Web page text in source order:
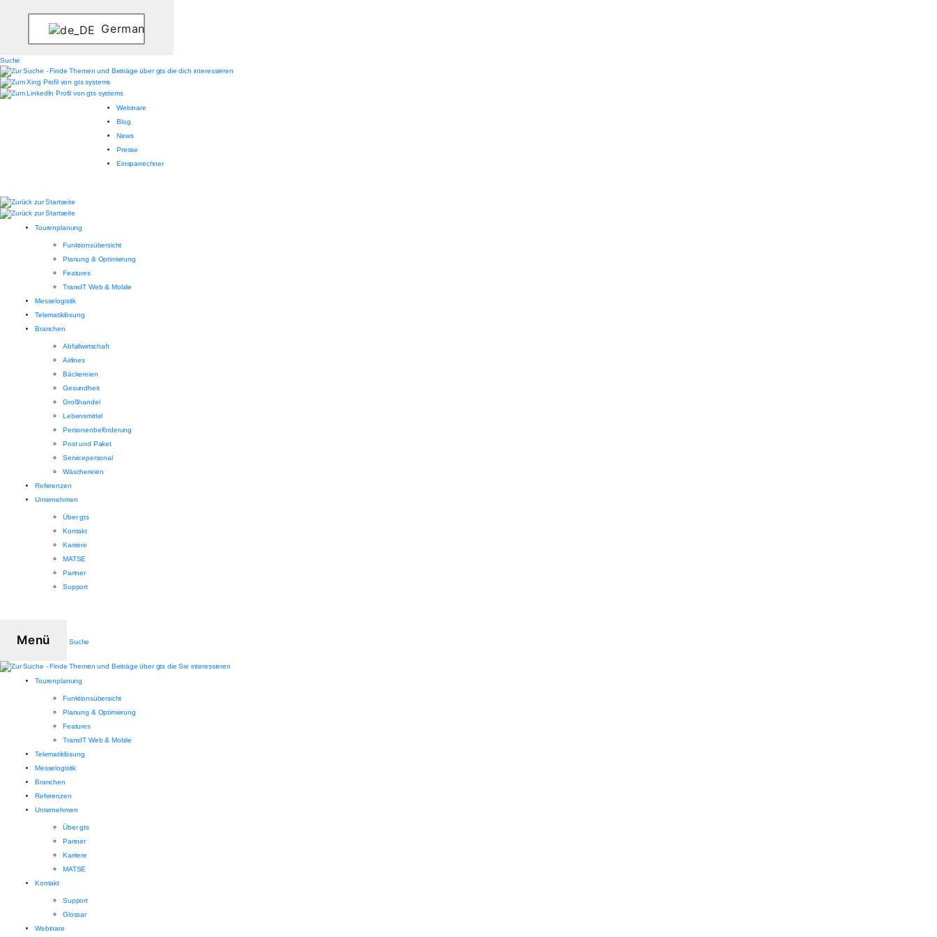
German
Suche
Webinare
Blog
News
Presse
Einsparrechner
Tourenplanung
Funktionsübersicht
Planung & Optimierung
Features
TransIT Web & Mobile
Messelogistik
Telematiklösung
Branchen
Abfallwirtschaft
Airlines
Bäckereien
Gesundheit
Großhandel
Lebensmittel
Personenbeförderung
Post und Paket
Servicepersonal
Wäschereien
Referenzen
Unternehmen
Über gts
Kontakt
Karriere
MATSE
Partner
Support
Menü Suche
Tourenplanung
Funktionsübersicht
Planung & Optimierung
Features
TransIT Web & Mobile
Telematiklösung
Messelogistik
Branchen
Referenzen
Unternehmen
Über gts
Partner
Karriere
MATSE
Kontakt
Support
Glossar
Webinare